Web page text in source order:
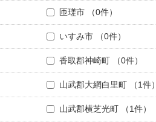
匝瑳市 （0件）
いすみ市 （0件）
香取郡神崎町 （0件）
山武郡大網白里町 （1件）
山武郡横芝光町 （1件）